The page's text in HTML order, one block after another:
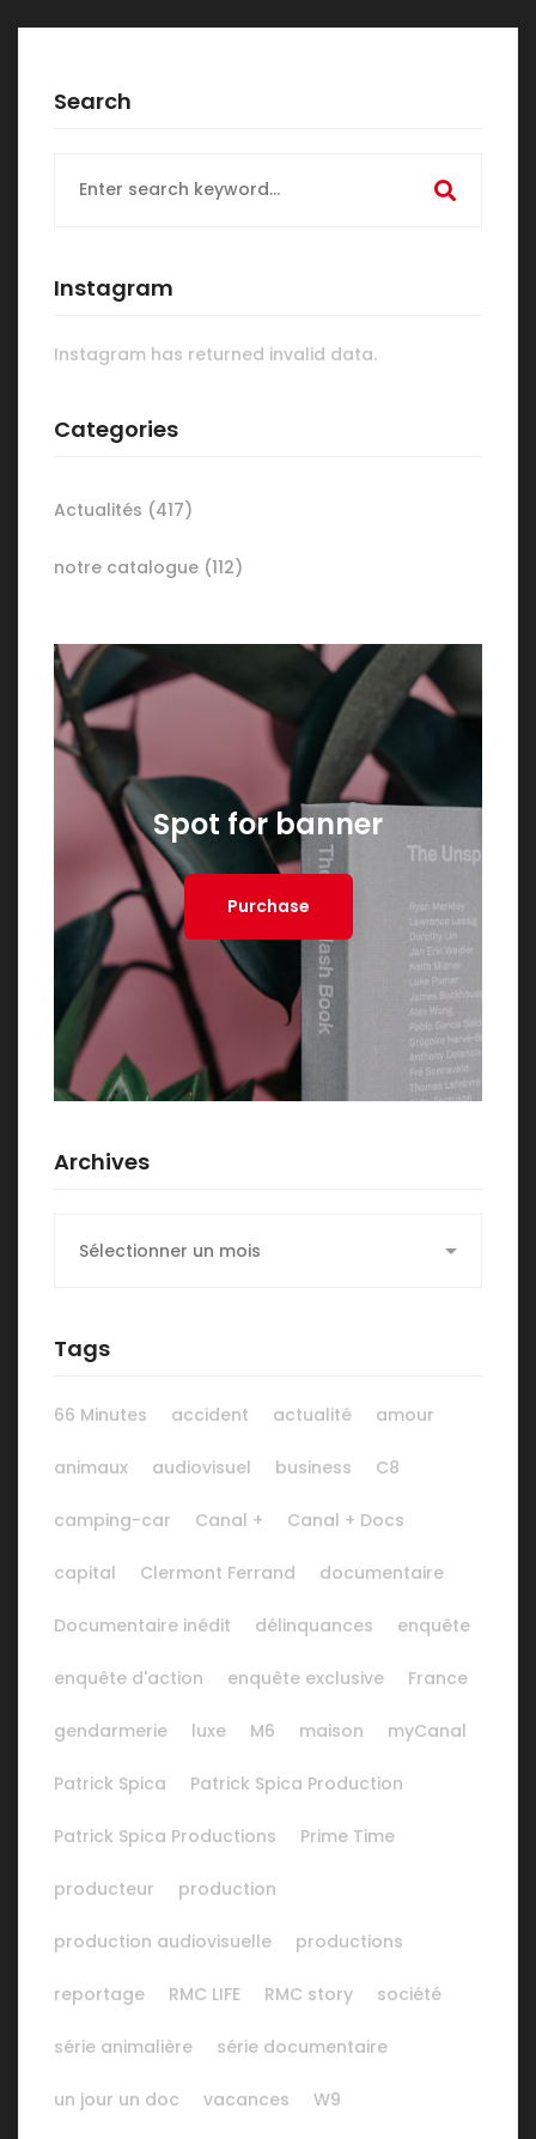
Search
for:
Instagram
Instagram has returned invalid data.
Categories
Actualités (417)
notre catalogue (112)
Spot for banner
Purchase
Archives
Tags
66 Minutes accident actualité amour
animaux audiovisuel business C8
camping-car Canal + Canal + Docs
capital Clermont Ferrand documentaire
Documentaire inédit délinquances enquête
enquête d'action enquête exclusive France
gendarmerie luxe M6 maison myCanal
Patrick Spica Patrick Spica Production
Patrick Spica Productions Prime Time
producteur production
production audiovisuelle productions
reportage RMC LIFE RMC story société
série animalière série documentaire
un jour un doc vacances W9